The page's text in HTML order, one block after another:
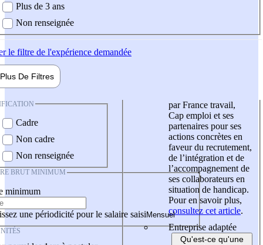
Plus de 3 ans
Non renseignée
le filtre de l'expérience demandée
Plus De Filtres
Cadre
Non cadre
Non renseignée
BRUT MINIMUM
minimum
une périodicité pour le salaire saisi
par France travail,
Cap emploi et ses
partenaires pour ses
actions concrètes en
faveur du recrutement,
de l’intégration et de
l’accompagnement de
ses collaborateurs en
situation de handicap.
Pour en savoir plus,
consultez cet article.
Entreprise adaptée
Qu'est-ce qu'une